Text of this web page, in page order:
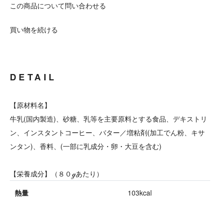
この商品について問い合わせる
買い物を続ける
DETAIL
【原材料名】
牛乳(国内製造)、砂糖、乳等を主要原料とする食品、デキストリ
ン、インスタントコーヒー、バター／増粘剤(加工でん粉、キサ
ンタン)、香料、(一部に乳成分・卵・大豆を含む)
【栄養成分】（８０ℊあたり）
熱量
103kcal